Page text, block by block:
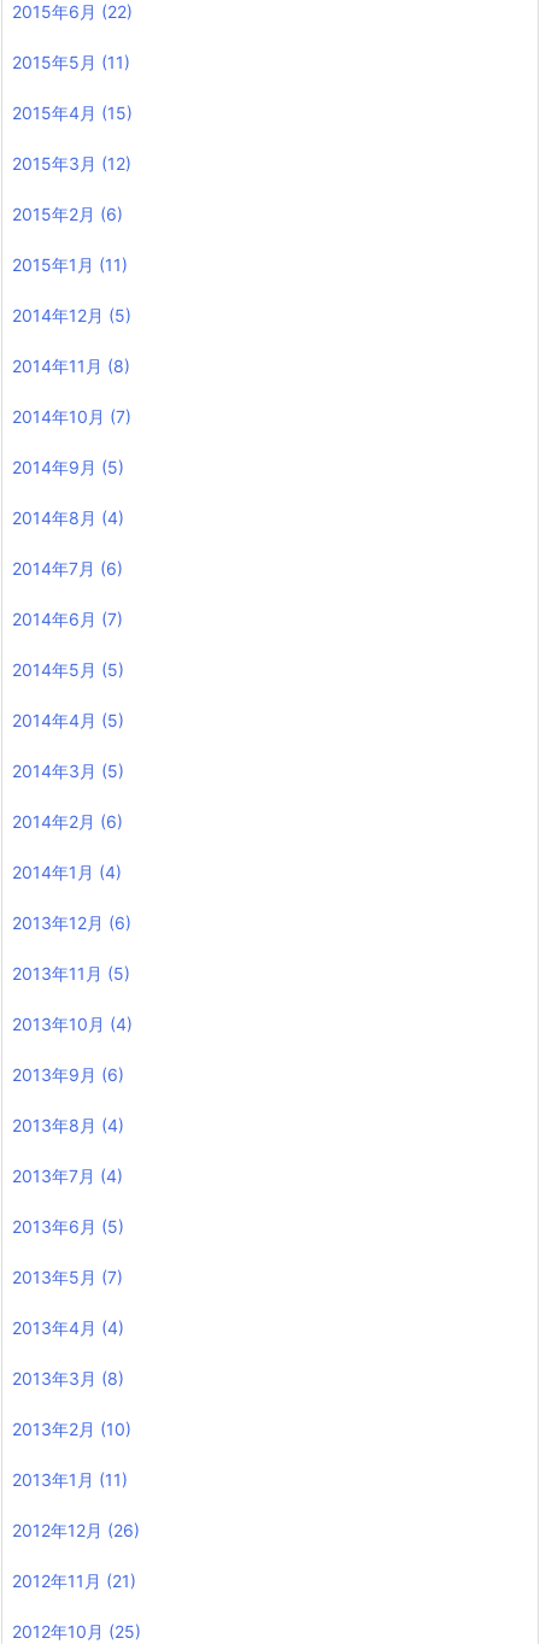
2015年6月 (22)
2015年5月 (11)
2015年4月 (15)
2015年3月 (12)
2015年2月 (6)
2015年1月 (11)
2014年12月 (5)
2014年11月 (8)
2014年10月 (7)
2014年9月 (5)
2014年8月 (4)
2014年7月 (6)
2014年6月 (7)
2014年5月 (5)
2014年4月 (5)
2014年3月 (5)
2014年2月 (6)
2014年1月 (4)
2013年12月 (6)
2013年11月 (5)
2013年10月 (4)
2013年9月 (6)
2013年8月 (4)
2013年7月 (4)
2013年6月 (5)
2013年5月 (7)
2013年4月 (4)
2013年3月 (8)
2013年2月 (10)
2013年1月 (11)
2012年12月 (26)
2012年11月 (21)
2012年10月 (25)